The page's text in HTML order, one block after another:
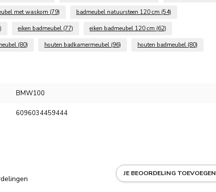
met waskom (79) badmeubel natuursteen 120 cm (54)
eiken badmeubel (77) eiken badmeubel 120 cm (62)
(80) houten badkamermeubel (96) houten badmeubel (80)
BMW100
6096034459444
JE BEOORDELING TOEVOEGEN